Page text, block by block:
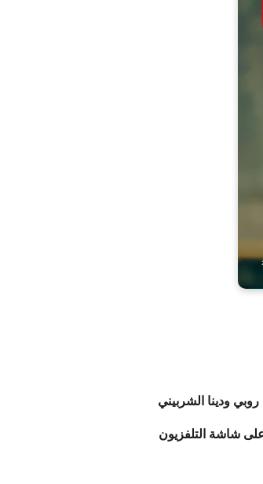
روبي ودينا الشربيني
شاشة التلفزيون